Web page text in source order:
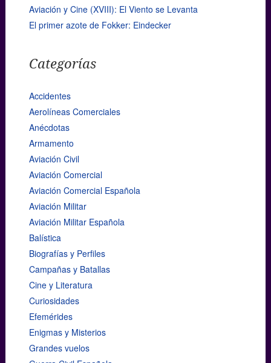
Aviación y Cine (XVIII): El Viento se Levanta
El primer azote de Fokker: Eindecker
Categorías
Accidentes
Aerolíneas Comerciales
Anécdotas
Armamento
Aviación Civil
Aviación Comercial
Aviación Comercial Española
Aviación Militar
Aviación Militar Española
Balística
Biografías y Perfiles
Campañas y Batallas
Cine y Literatura
Curiosidades
Efemérides
Enigmas y Misterios
Grandes vuelos